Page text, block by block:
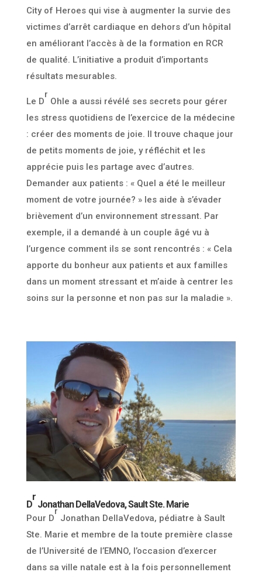
City of Heroes qui vise à augmenter la survie des
victimes d’arrêt cardiaque en dehors d’un hôpital
en améliorant l’accès à de la formation en RCR
de qualité. L’initiative a produit d’importants
résultats mesurables.
Le D
r
Ohle a aussi révélé ses secrets pour gérer
les stress quotidiens de l’exercice de la médecine
: créer des moments de joie. Il trouve chaque jour
de petits moments de joie, y réfléchit et les
apprécie puis les partage avec d’autres.
Demander aux patients : « Quel a été le meilleur
moment de votre journée? » les aide à s’évader
brièvement d’un environnement stressant. Par
exemple, il a demandé à un couple âgé vu à
l’urgence comment ils se sont rencontrés : « Cela
apporte du bonheur aux patients et aux familles
dans un moment stressant et m’aide à centrer les
soins sur la personne et non pas sur la maladie ».
D
r
Jonathan DellaVedova, Sault Ste. Marie
Pour D
r
Jonathan DellaVedova, pédiatre à Sault
Ste. Marie et membre de la toute première classe
de l’Université de l’EMNO, l’occasion d’exercer
dans sa ville natale est à la fois personnellement